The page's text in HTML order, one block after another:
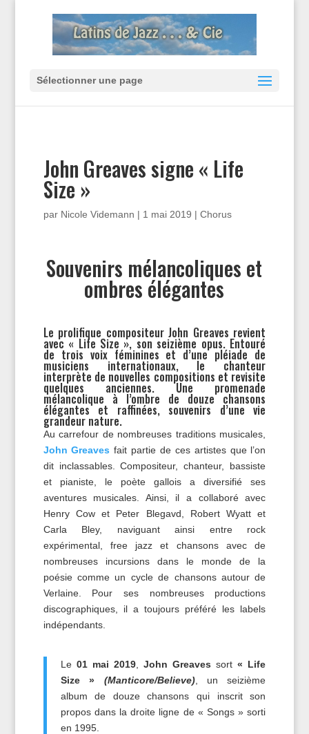
Sélectionner une page
John Greaves signe « Life
Size »
par Nicole Videmann | 1 mai 2019 | Chorus
Souvenirs mélancoliques et
ombres élégantes
Le prolifique compositeur John Greaves revient
avec « Life Size », son seizième opus. Entouré
de trois voix féminines et d’une pléiade de
musiciens internationaux, le chanteur
interprète de nouvelles compositions et revisite
quelques anciennes. Une promenade
mélancolique à l’ombre de douze chansons
élégantes et raffinées, souvenirs d’une vie
grandeur nature.
Au carrefour de nombreuses traditions musicales,
John Greaves fait partie de ces artistes que l’on
dit inclassables. Compositeur, chanteur, bassiste
et pianiste, le poète gallois a diversifié ses
aventures musicales. Ainsi, il a collaboré avec
Henry Cow et Peter Blegavd, Robert Wyatt et
Carla Bley, naviguant ainsi entre rock
expérimental, free jazz et chansons avec de
nombreuses incursions dans le monde de la
poésie comme un cycle de chansons autour de
Verlaine. Pour ses nombreuses productions
discographiques, il a toujours préféré les labels
indépendants.
Le 01 mai 2019, John Greaves sort« Life
Size » (Manticore/Believe), un seizième
album de douze chansons qui inscrit son
propos dans la droite ligne de « Songs » sorti
en 1995.